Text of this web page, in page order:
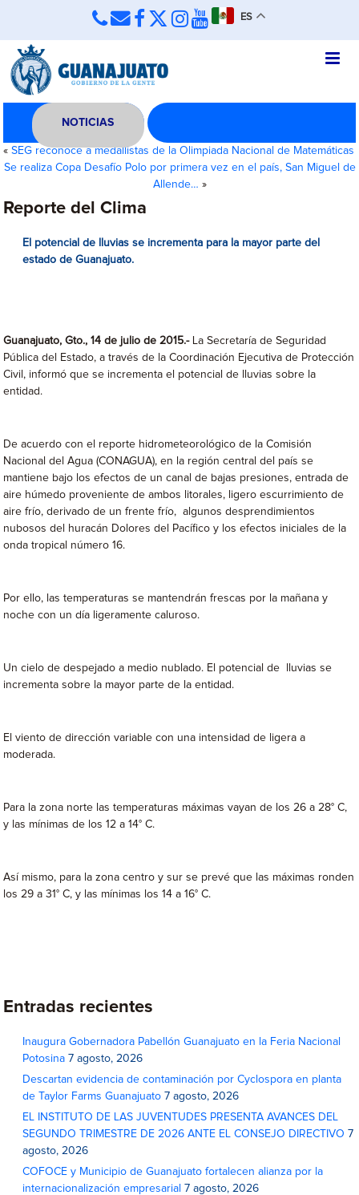
ES
NOTICIAS
«SEG reconoce a medallistas de la Olimpiada Nacional de Matemáticas
Se realiza Copa Desafío Polo por primera vez en el país, San Miguel de
Allende… »
Reporte del Clima
El potencial de lluvias se incrementa para la mayor parte del
estado de Guanajuato.
Guanajuato, Gto., 14 de julio de 2015.- La Secretaría de Seguridad
Pública del Estado, a través de la Coordinación Ejecutiva de Protección
Civil, informó que se incrementa el potencial de lluvias sobre la
entidad.
De acuerdo con el reporte hidrometeorológico de la Comisión
Nacional del Agua (CONAGUA), en la región central del país se
mantiene bajo los efectos de un canal de bajas presiones, entrada de
aire húmedo proveniente de ambos litorales, ligero escurrimiento de
aire frío, derivado de un frente frío, algunos desprendimientos
nubosos del huracán Dolores del Pacífico y los efectos iniciales de la
onda tropical número 16.
Por ello, las temperaturas se mantendrán frescas por la mañana y
noche con un día ligeramente caluroso.
Un cielo de despejado a medio nublado. El potencial de lluvias se
incrementa sobre la mayor parte de la entidad.
El viento de dirección variable con una intensidad de ligera a
moderada.
Para la zona norte las temperaturas máximas vayan de los 26 a 28° C,
y las mínimas de los 12 a 14° C.
Así mismo, para la zona centro y sur se prevé que las máximas ronden
los 29 a 31° C, y las mínimas los 14 a 16° C.
Entradas recientes
Inaugura Gobernadora Pabellón Guanajuato en la Feria Nacional
Potosina 7 agosto, 2026
Descartan evidencia de contaminación por Cyclospora en planta
de Taylor Farms Guanajuato 7 agosto, 2026
EL INSTITUTO DE LAS JUVENTUDES PRESENTA AVANCES DEL
SEGUNDO TRIMESTRE DE 2026 ANTE EL CONSEJO DIRECTIVO 7
agosto, 2026
COFOCE y Municipio de Guanajuato fortalecen alianza por la
internacionalización empresarial 7 agosto, 2026